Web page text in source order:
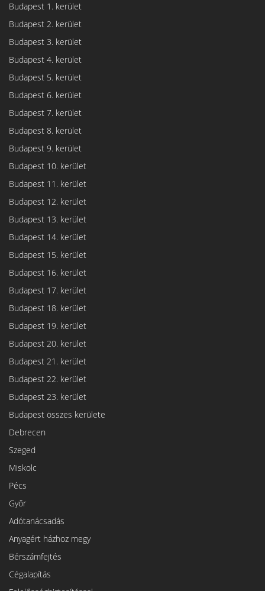
Budapest 1. kerület
Budapest 2. kerület
Budapest 3. kerület
Budapest 4. kerület
Budapest 5. kerület
Budapest 6. kerület
Budapest 7. kerület
Budapest 8. kerület
Budapest 9. kerület
Budapest 10. kerület
Budapest 11. kerület
Budapest 12. kerület
Budapest 13. kerület
Budapest 14. kerület
Budapest 15. kerület
Budapest 16. kerület
Budapest 17. kerület
Budapest 18. kerület
Budapest 19. kerület
Budapest 20. kerület
Budapest 21. kerület
Budapest 22. kerület
Budapest 23. kerület
Budapest összes kerülete
Debrecen
Szeged
Miskolc
Pécs
Győr
Adótanácsadás
Anyagért házhoz megy
Bérszámfejtés
Cégalapítás